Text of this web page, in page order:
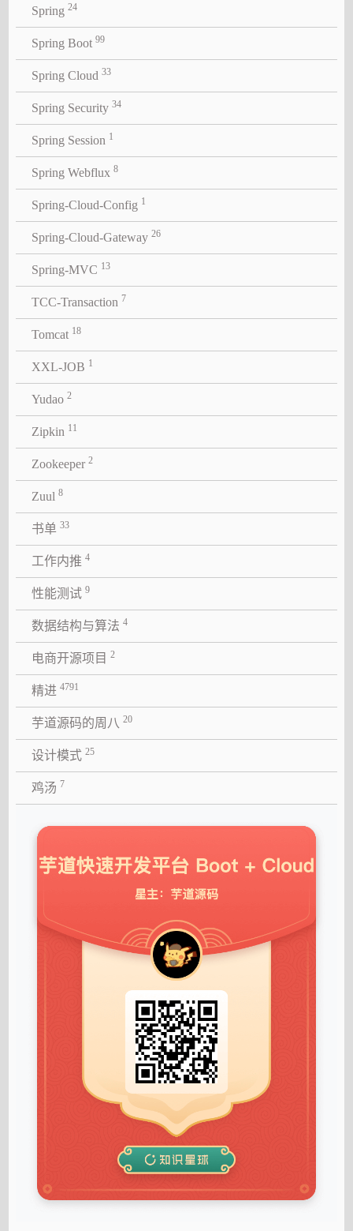
Spring 24
Spring Boot 99
Spring Cloud 33
Spring Security 34
Spring Session 1
Spring Webflux 8
Spring-Cloud-Config 1
Spring-Cloud-Gateway 26
Spring-MVC 13
TCC-Transaction 7
Tomcat 18
XXL-JOB 1
Yudao 2
Zipkin 11
Zookeeper 2
Zuul 8
书单 33
工作内推 4
性能测试 9
数据结构与算法 4
电商开源项目 2
精进 4791
芋道源码的周八 20
设计模式 25
鸡汤 7